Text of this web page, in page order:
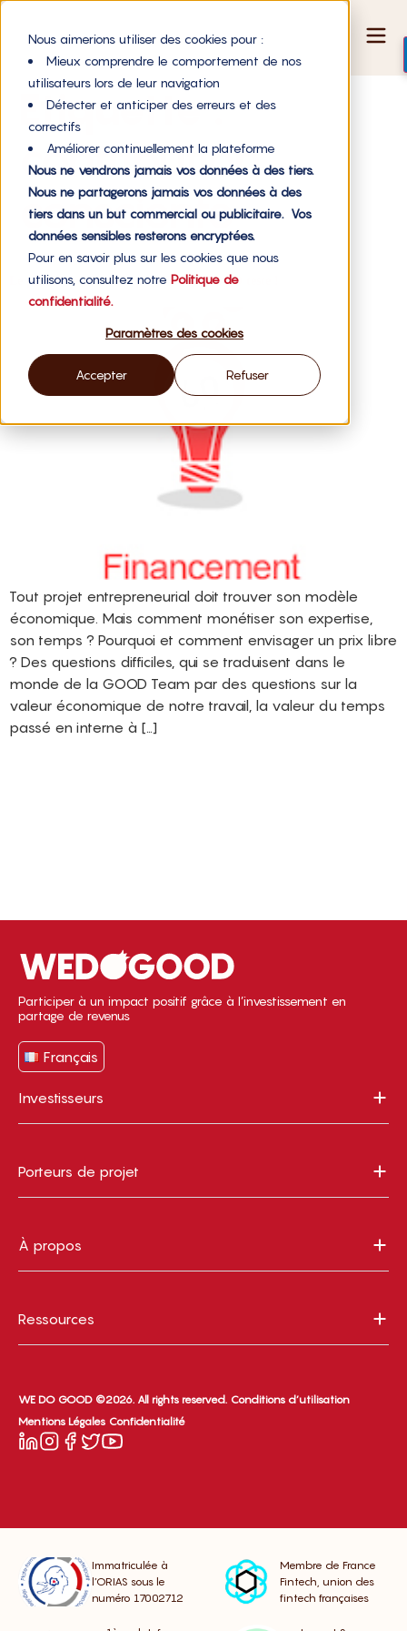
Nous aimerions utiliser des cookies pour :
Mieux comprendre le comportement de nos
utilisateurs lors de leur navigation
Détecter et anticiper des erreurs et des
correctifs
Améliorer continuellement la plateforme
Nous ne vendrons jamais vos données à des tiers.
Nous ne partagerons jamais vos données à des
tiers dans un but commercial ou publicitaire. Vos
données sensibles resterons encryptées.
Pour en savoir plus sur les cookies que nous
utilisons, consultez notre Politique de
confidentialité.
Paramètres des cookies
Accepter Refuser
Étiquette :
contribution
consciente
Le prix libre en start-up ? WE DO GOOD teste !
Tout projet entrepreneurial doit trouver son modèle
économique. Mais comment monétiser son expertise,
son temps ? Pourquoi et comment envisager un prix libre
? Des questions difficiles, qui se traduisent dans le
monde de la GOOD Team par des questions sur la
valeur économique de notre travail, la valeur du temps
passé en interne à […]
Participer à un impact positif grâce à l’investissement en
partage de revenus
Français
Investisseurs
Porteurs de projet
À propos
Ressources
WE DO GOOD ©2026. All rights reserved. Conditions d’utilisation
Mentions Légales Confidentialité
Immatriculée à
l’ORIAS sous le
numéro 17002712
Membre de France
Fintech, union des
fintech françaises